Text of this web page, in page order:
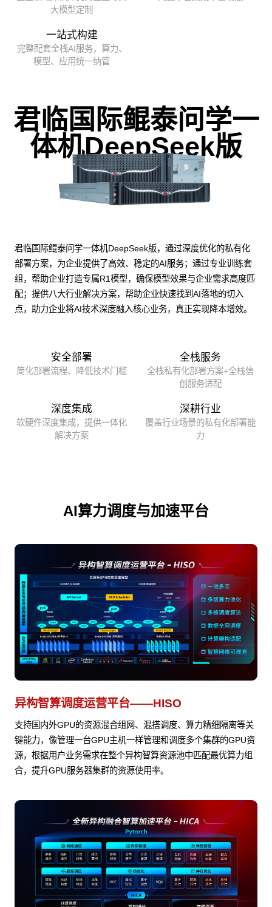
大模型定制
一站式构建
完整配套全栈AI服务，算力、
模型、应用统一纳管
君临国际鲲泰问学一
体机DeepSeek版
君临国际鲲泰问学一体机DeepSeek版，通过深度优化的私有化
部署方案，为企业提供了高效、稳定的AI服务；通过专业训练套
组，帮助企业打造专属R1模型，确保模型效果与企业需求高度匹
配；提供八大行业解决方案，帮助企业快速找到AI落地的切入
点，助力企业将AI技术深度融入核心业务，真正实现降本增效。
安全部署
简化部署流程、降低技术门槛
全栈服务
全栈私有化部署方案+全栈信
创服务适配
深度集成
软硬件深度集成，提供一体化
解决方案
深耕行业
覆盖行业场景的私有化部署能
力
AI算力调度与加速平台
异构智算调度运营平台——HISO
支持国内外GPU的资源混合组网、混搭调度、算力精细隔离等关
键能力，像管理一台GPU主机一样管理和调度多个集群的GPU资
源，根据用户业务需求在整个异构智算资源池中匹配最优算力组
合，提升GPU服务器集群的资源使用率。